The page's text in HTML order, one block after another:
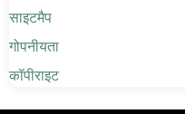
साइटमैप
गोपनीयता
कॉपीराइट